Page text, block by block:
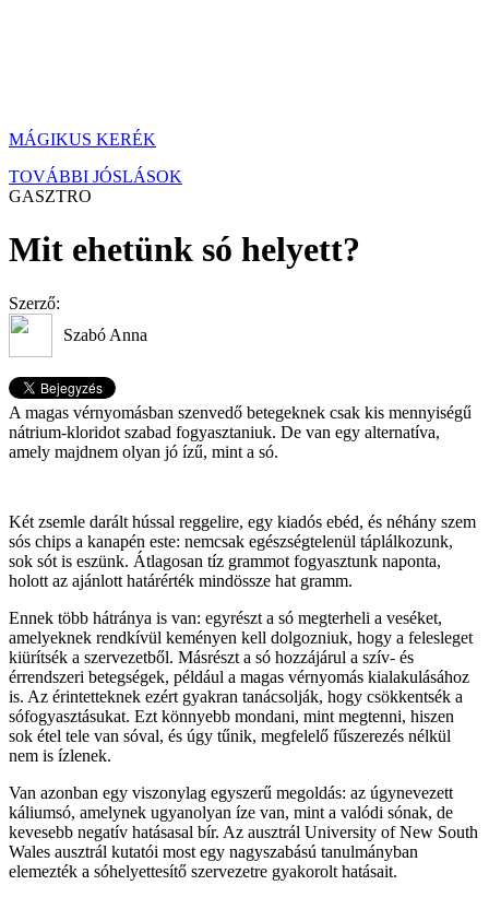
MÁGIKUS KERÉK
TOVÁBBI JÓSLÁSOK
GASZTRO
Mit ehetünk só helyett?
Szerző:
Szabó Anna
A magas vérnyomásban szenvedő betegeknek csak kis mennyiségű
nátrium-kloridot szabad fogyasztaniuk. De van egy alternatíva,
amely majdnem olyan jó ízű, mint a só.
Két zsemle darált hússal reggelire, egy kiadós ebéd, és néhány szem
sós chips a kanapén este: nemcsak egészségtelenül táplálkozunk,
sok sót is eszünk. Átlagosan tíz grammot fogyasztunk naponta,
holott az ajánlott határérték mindössze hat gramm.
Ennek több hátránya is van: egyrészt a só megterheli a veséket,
amelyeknek rendkívül keményen kell dolgozniuk, hogy a felesleget
kiürítsék a szervezetből. Másrészt a só hozzájárul a szív- és
érrendszeri betegségek, például a magas vérnyomás kialakulásához
is. Az érintetteknek ezért gyakran tanácsolják, hogy csökkentsék a
sófogyasztásukat. Ezt könnyebb mondani, mint megtenni, hiszen
sok étel tele van sóval, és úgy tűnik, megfelelő fűszerezés nélkül
nem is ízlenek.
Van azonban egy viszonylag egyszerű megoldás: az úgynevezett
káliumsó, amelynek ugyanolyan íze van, mint a valódi sónak, de
kevesebb negatív hatásasal bír. Az ausztrál University of New South
Wales ausztrál kutatói most egy nagyszabású tanulmányban
elemezték a sóhelyettesítő szervezetre gyakorolt hatásait.